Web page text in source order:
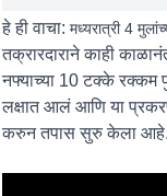
हे ही वाचा: मध्यरात्री 4
तक्रारदाराने काही
नफ्याच्या 10 टक्के रक्कम
लक्षात आलं आणि या
करुन तपास सुरु केला आहे.